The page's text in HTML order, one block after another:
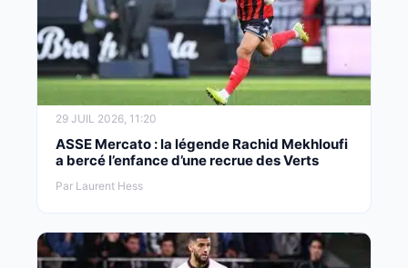
29 JUIL 2026, 11:20
ASSE Mercato : la légende Rachid Mekhloufi
a bercé l’enfance d’une recrue des Verts
Par Laurent Hess